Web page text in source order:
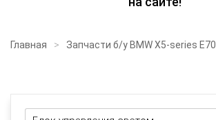
Главная Запчасти б/у BMW X5-series E70